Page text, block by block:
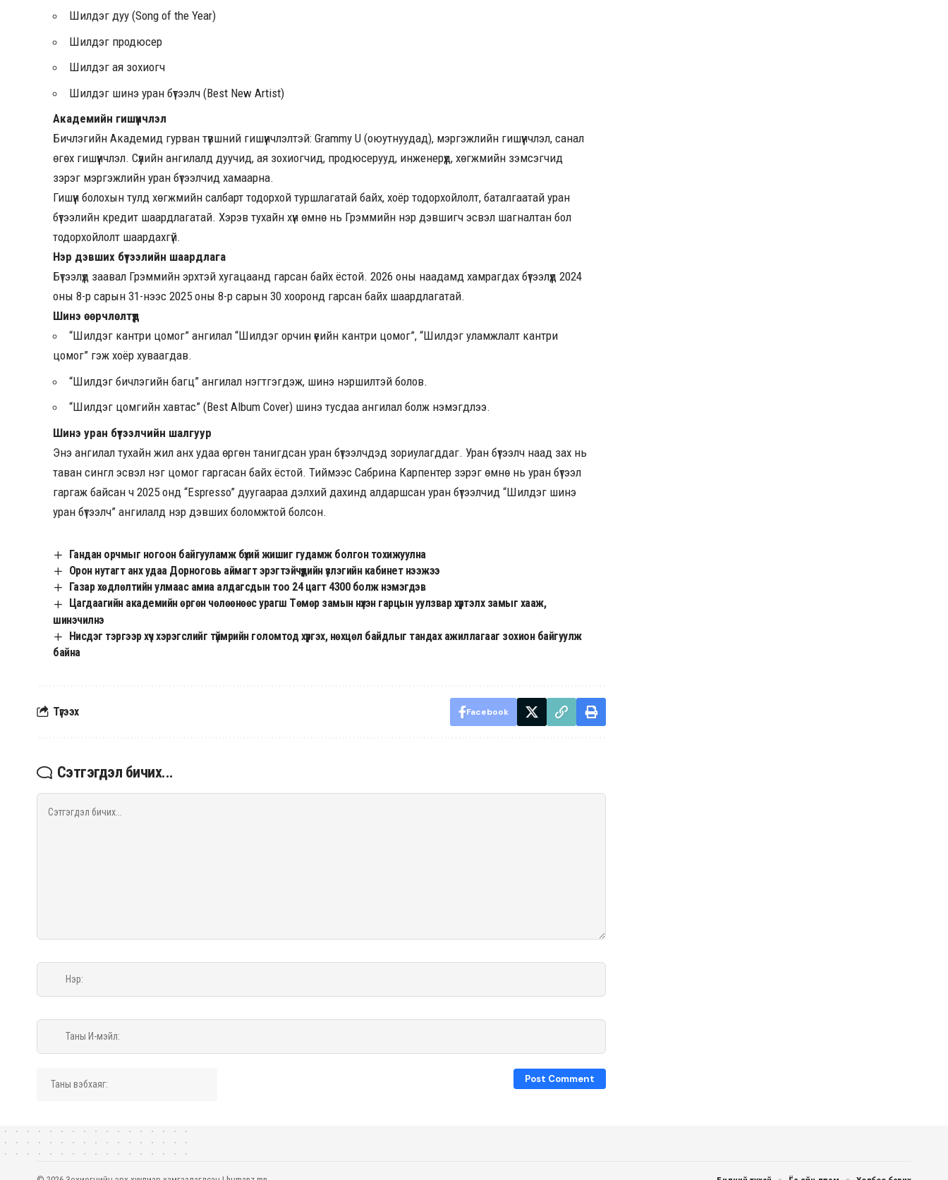
Шилдэг дуу (Song of the Year)
Шилдэг продюсер
Шилдэг ая зохиогч
Шилдэг шинэ уран бүтээлч (Best New Artist)
Академийн гишүүнчлэл
Бичлэгийн Академид гурван түвшний гишүүнчлэлтэй: Grammy U (оюутнуудад), мэргэжлийн гишүүнчлэл, санал
өгөх гишүүнчлэл. Сүүлийн ангилалд дуучид, ая зохиогчид, продюсерууд, инженерүүд, хөгжмийн зэмсэгчид
зэрэг мэргэжлийн уран бүтээлчид хамаарна.
Гишүүн болохын тулд хөгжмийн салбарт тодорхой туршлагатай байх, хоёр тодорхойлолт, баталгаатай уран
бүтээлийн кредит шаардлагатай. Хэрэв тухайн хүн өмнө нь Грэммийн нэр дэвшигч эсвэл шагналтан бол
тодорхойлолт шаардахгүй.
Нэр дэвших бүтээлийн шаардлага
Бүтээлүүд заавал Грэммийн эрхтэй хугацаанд гарсан байх ёстой. 2026 оны наадамд хамрагдах бүтээлүүд 2024
оны 8-р сарын 31-нээс 2025 оны 8-р сарын 30 хооронд гарсан байх шаардлагатай.
Шинэ өөрчлөлтүүд
“Шилдэг кантри цомог” ангилал “Шилдэг орчин үеийн кантри цомог”, “Шилдэг уламжлалт кантри
цомог” гэж хоёр хуваагдав.
“Шилдэг бичлэгийн багц” ангилал нэгтгэгдэж, шинэ нэршилтэй болов.
“Шилдэг цомгийн хавтас” (Best Album Cover) шинэ тусдаа ангилал болж нэмэгдлээ.
Шинэ уран бүтээлчийн шалгуур
Энэ ангилал тухайн жил анх удаа өргөн танигдсан уран бүтээлчдэд зориулагддаг. Уран бүтээлч наад зах нь
таван сингл эсвэл нэг цомог гаргасан байх ёстой. Тиймээс Сабрина Карпентер зэрэг өмнө нь уран бүтээл
гаргаж байсан ч 2025 онд “Espresso” дуугаараа дэлхий дахинд алдаршсан уран бүтээлчид “Шилдэг шинэ
уран бүтээлч” ангилалд нэр дэвших боломжтой болсон.
Гандан орчмыг ногоон байгууламж бүхий жишиг гудамж болгон тохижуулна
Орон нутагт анх удаа Дорноговь аймагт эрэгтэйчүүдийн үзлэгийн кабинет нээжээ
Газар хөдлөлтийн улмаас амиа алдагсдын тоо 24 цагт 4300 болж нэмэгдэв
Цагдаагийн академийн өргөн чөлөөнөөс урагш Төмөр замын нүхэн гарцын уулзвар хүртэлх замыг хааж,
шинэчилнэ
Нисдэг тэргээр хүч хэрэгслийг түймрийн голомтод хүргэх, нөхцөл байдлыг тандах ажиллагааг зохион байгуулж
байна
Түгээх Facebook
Сэтгэгдэл бичих...